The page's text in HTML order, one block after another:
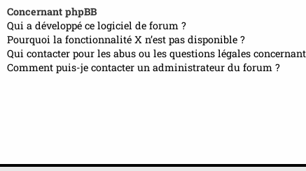
Concernant phpBB
Qui a développé ce logiciel de forum ?
Pourquoi la fonctionnalité X n’est pas disponible ?
Qui contacter pour les abus ou les questions légales
Comment puis-je contacter un administrateur du forum ?